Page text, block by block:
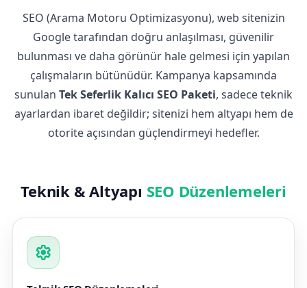
SEO (Arama Motoru Optimizasyonu), web sitenizin
Google tarafından doğru anlaşılması, güvenilir
bulunması ve daha görünür hale gelmesi için yapılan
çalışmaların bütünüdür. Kampanya kapsamında
sunulan Tek Seferlik Kalıcı SEO Paketi, sadece teknik
ayarlardan ibaret değildir; sitenizi hem altyapı hem de
otorite açısından güçlendirmeyi hedefler.
Teknik & Altyapı SEO Düzenlemeleri
settings